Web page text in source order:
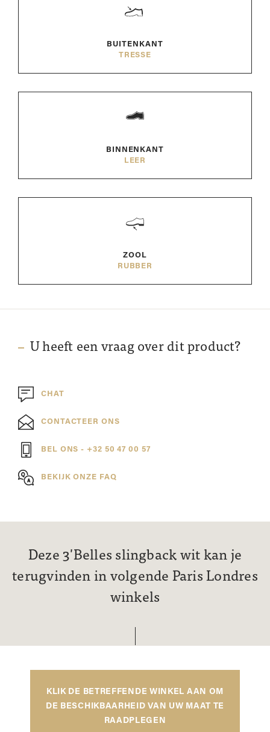
BUITENKANT
TRESSE
BINNENKANT
LEER
ZOOL
RUBBER
U heeft een vraag over dit product?
CHAT
CONTACTEER ONS
BEL ONS - +32 50 47 00 57
BEKIJK ONZE FAQ
Deze 3'Belles slingback wit kan je
terugvinden in volgende Paris Londres
winkels
KLIK DE BETREFFENDE WINKEL AAN OM
DE BESCHIKBAARHEID VAN UW MAAT TE
RAADPLEGEN